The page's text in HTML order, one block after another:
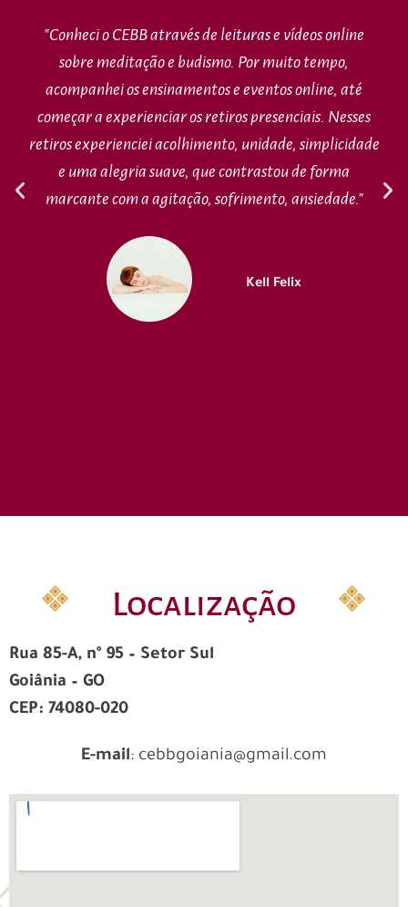
"Conheci o CEBB através de leituras e vídeos online
sobre meditação e budismo. Por muito tempo,
acompanhei os ensinamentos e eventos online, até
começar a experienciar os retiros presenciais. Nesses
retiros experienciei acolhimento, unidade, simplicidade
e uma alegria suave, que contrastou de forma
marcante com a agitação, sofrimento, ansiedade."
Kell Felix
Localização
Rua 85-A, nº 95 – Setor Sul
Goiânia – GO
CEP: 74080-020
E-mail: cebbgoiania@gmail.com